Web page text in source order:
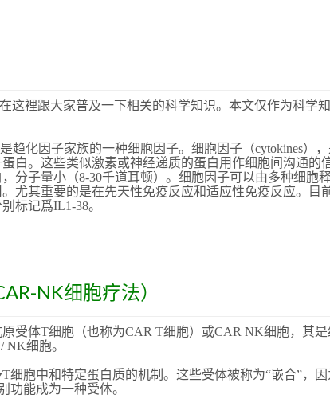
这裡跟大家普及一下相关的科学知识。本文仅作为科学
趋化因子家族的一种细胞因子。细胞因子（cytokines）
白。这些类似激素或神经递质的蛋白用作细胞间沟通的
分子量小（8-30千道耳顿）。细胞因子可以由多种细胞
尤其重要的是在先天性免疫反应和适应性免疫反应。目
标记爲IL1-38。
NK细胞疗法）
受体T细胞（也称为CAR T细胞）或CAR NK细胞，其是
细胞。
细胞中和特定蛋白质的机制。这些受体被称为“嵌合”，
功能成为一种受体。